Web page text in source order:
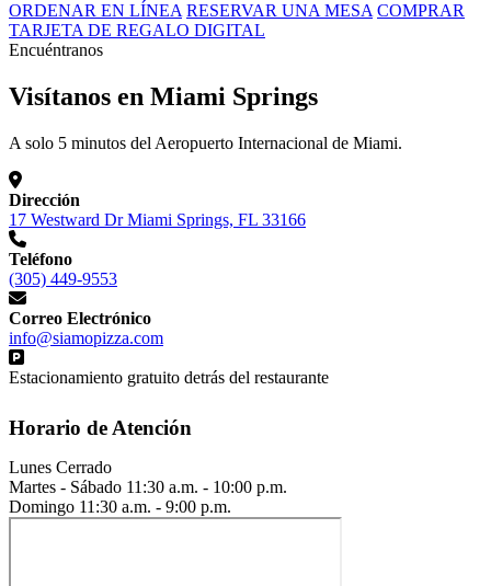
ORDENAR EN LÍNEA RESERVAR UNA MESA COMPRAR
TARJETA DE REGALO DIGITAL
Encuéntranos
Visítanos en Miami Springs
A solo 5 minutos del Aeropuerto Internacional de Miami.
Dirección
17 Westward Dr Miami Springs, FL 33166
Teléfono
(305) 449-9553
Correo Electrónico
info@siamopizza.com
Estacionamiento gratuito detrás del restaurante
Horario de Atención
Lunes Cerrado
Martes - Sábado 11:30 a.m. - 10:00 p.m.
Domingo 11:30 a.m. - 9:00 p.m.